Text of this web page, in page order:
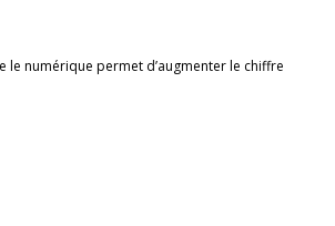
le numérique permet d’augmenter le chiffre